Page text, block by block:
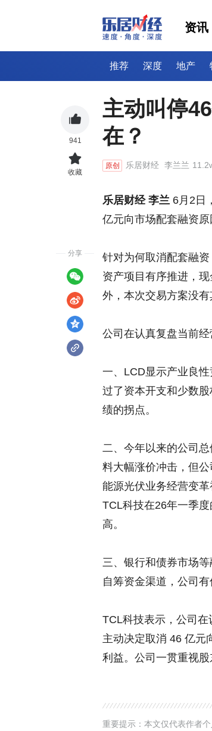
资讯
推荐 深度 地产
主动叫停
在？
原创 乐居财经 李兰兰
乐居财经 李兰 6月2日
亿元向市场配套融资原
针对为何取消配套融
资产项目有序推进，
外，本次交易方案没有
公司在认真复盘当前
一、LCD显示产业良
过了资本开支和少数
绩的拐点。
二、今年以来的公司
料大幅涨价冲击，但
能源光伏业务经营变
TCL科技在26年一季
高。
三、银行和债券市场
自筹资金渠道，公司
TCL科技表示，公司在
主动决定取消 46 亿元
利益。公司一贯重视
重要提示：本文仅代表作者
941
收藏
分享